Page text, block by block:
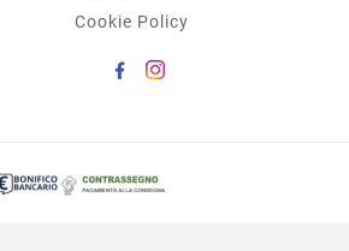
Cookie Policy